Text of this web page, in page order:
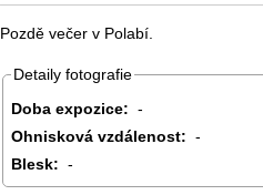
Pozdě večer v Polabí.
Detaily fotografie
Doba expozice: -
Ohnisková vzdálenost: -
Blesk: -